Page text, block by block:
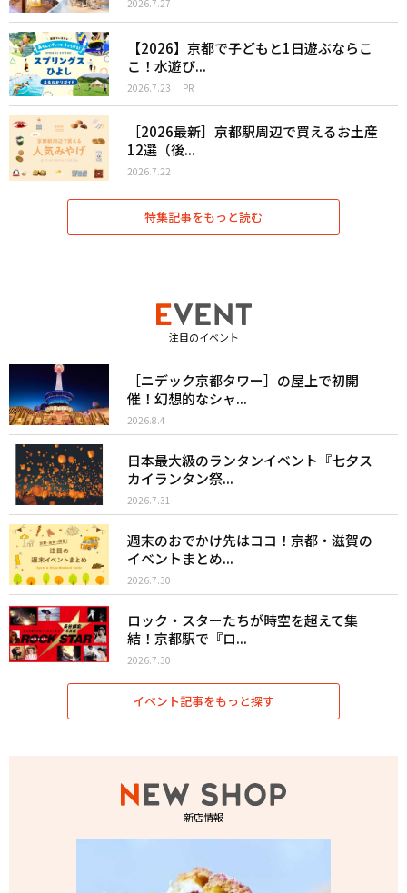
2026.7.27
【2026】京都で子どもと1日遊ぶならこ
こ！水遊び...
2026.7.23 PR
［2026最新］京都駅周辺で買えるお土産
12選（後...
2026.7.22
特集記事をもっと読む
注目のイベント
［ニデック京都タワー］の屋上で初開
催！幻想的なシャ...
2026.8.4
日本最大級のランタンイベント『七夕ス
カイランタン祭...
2026.7.31
週末のおでかけ先はココ！京都・滋賀の
イベントまとめ...
2026.7.30
ロック・スターたちが時空を超えて集
結！京都駅で『ロ...
2026.7.30
イベント記事をもっと探す
新店情報